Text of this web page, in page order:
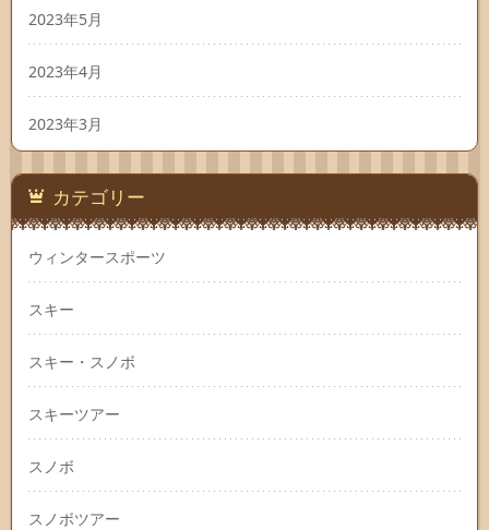
2023年5月
2023年4月
2023年3月
カテゴリー
ウィンタースポーツ
スキー
スキー・スノボ
スキーツアー
スノボ
スノボツアー